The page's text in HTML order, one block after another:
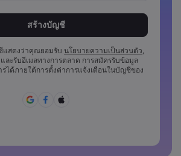
ตัวพิมพ์ใหญ่อย่างน้อย 1 ตัว
วพิมพ์เล็กอย่างน้อย 1 ตัว
ประกอบด้วย ~!@#£%^&amp;*()_-
รหัสผ่านที่คาดเดาง่าย
แสดงว่าคุณยอมรับ นโยบายความเป็นส่วนตัว,
และรับอีเมลทางการตลาด การสมัครรับข้อมูล
รได้ภายใต้การตั้งค่าการแจ้งเตือนในบัญชีของ